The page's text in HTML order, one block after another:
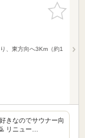
お気に入
りに追加
、東方向へ3Km（約1
きなのでサウナー向
リニュー…